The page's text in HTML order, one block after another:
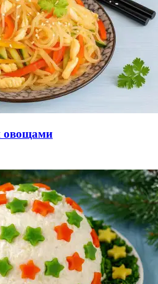
овощами